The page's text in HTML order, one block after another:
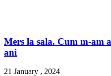
Mers la sala. Cum m-am
ani
21 January , 2024